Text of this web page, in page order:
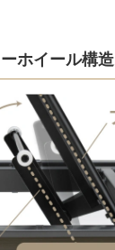
ホイール構造